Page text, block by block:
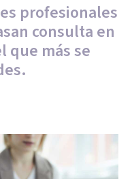
profesionales
consulta en
que más se